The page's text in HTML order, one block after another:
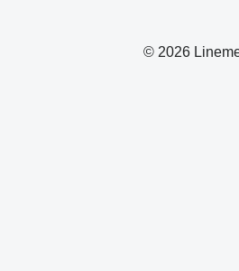
© 2026